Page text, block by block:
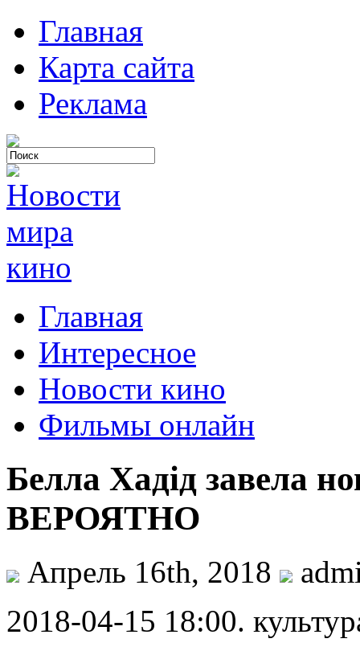
Главная
Карта сайта
Реклама
Главная
Интересное
Новости кино
Фильмы онлайн
Белла Хадід завела
ВЕРОЯТНО
Апрель 16th, 2018
2018-04-15 18:00.